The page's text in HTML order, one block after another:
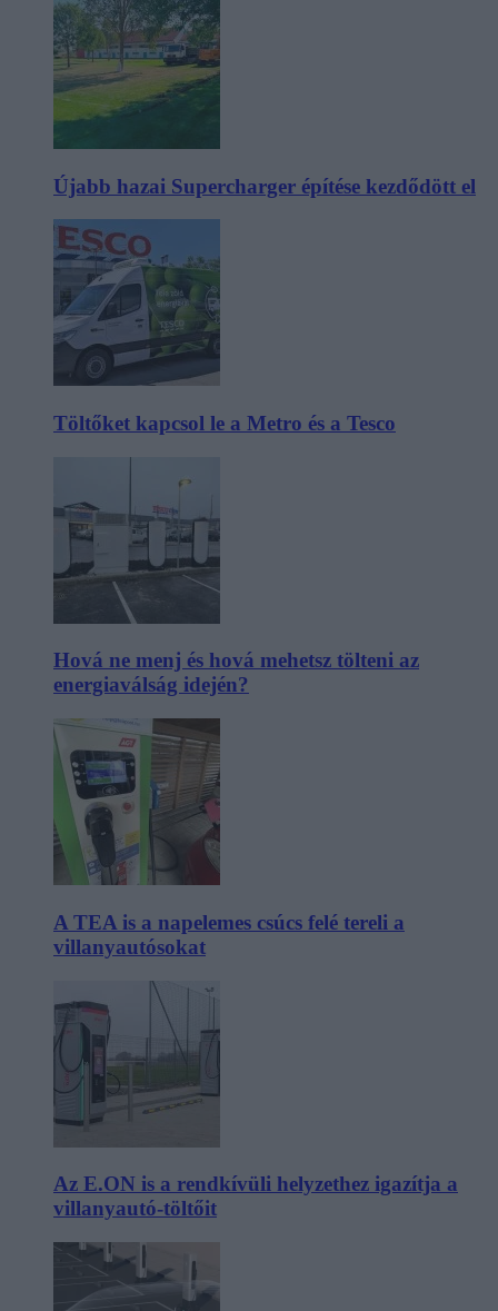
Újabb hazai Supercharger építése kezdődött el
Töltőket kapcsol le a Metro és a Tesco
Hová ne menj és hová mehetsz tölteni az
energiaválság idején?
A TEA is a napelemes csúcs felé tereli a
villanyautósokat
Az E.ON is a rendkívüli helyzethez igazítja a
villanyautó-töltőit